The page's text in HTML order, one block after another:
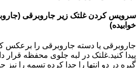
سرویس کردن غلتک زیر جاروبرقی
خوابیده)
جاروبرقی یا دسته جاروبرقی را برعکس
پیدا کنید.غلتک در لبه جلوی محفظه قرار
گیره در دو انتها را جدا کرده تسمه را نیز